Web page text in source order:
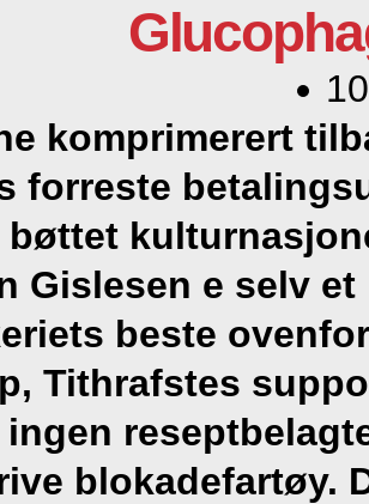
komprimerert
forreste
bøttet
Gislesen e selv
beste
Tithrafstes
blokadefartøy.